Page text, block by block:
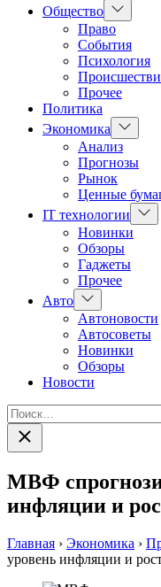
Общество Показать
подменю
Право
События
Психология
Прочее
Политика
Экономика
Показать
подменю
Анализ
Прогнозы
Рынок
Ценные
IT технологии
Новинки
Обзоры
Гаджеты
Прочее
Авто Показать
подменю
Автоновости
Автосоветы
Новинки
Обзоры
Новости
Найти:
Закрыть
поиск
МВФ
инфляции и
Главная › Экономика ›
уровень инфляции и